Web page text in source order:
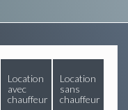
Location
avec
chauffeur
Location
sans
chauffeur